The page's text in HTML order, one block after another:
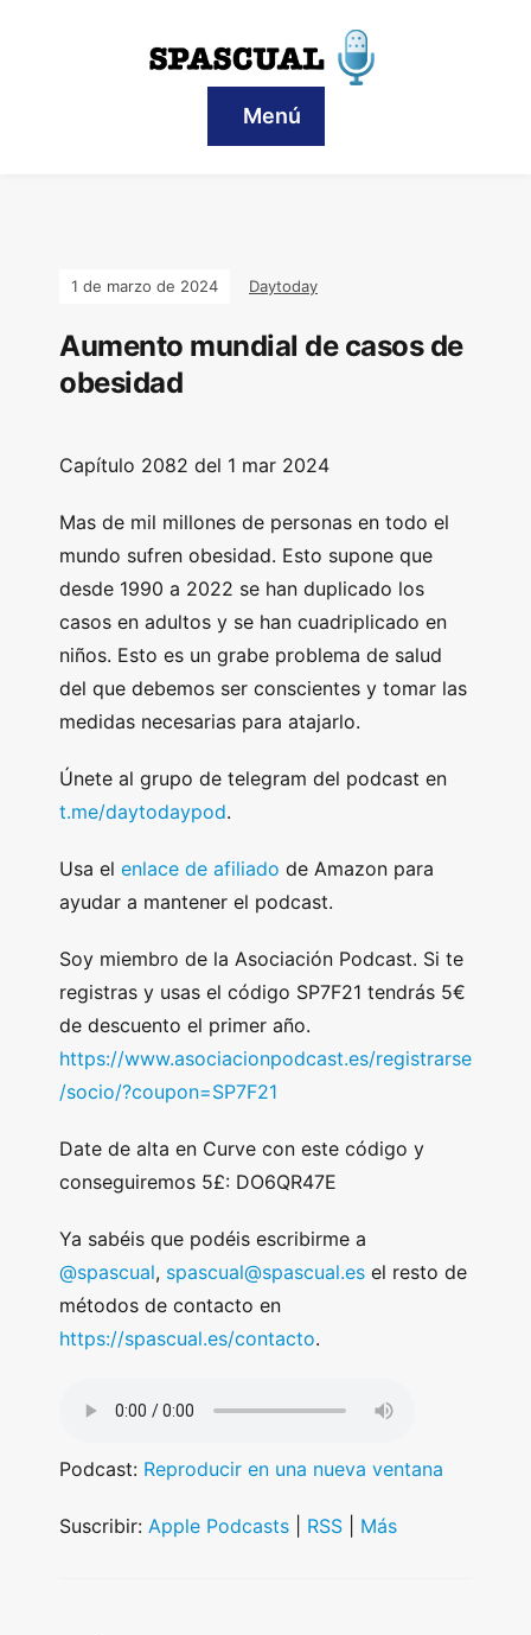
Menú
1 de marzo de 2024 Daytoday
Aumento mundial de casos de
obesidad
Capítulo 2082 del 1 mar 2024
Mas de mil millones de personas en todo el
mundo sufren obesidad. Esto supone que
desde 1990 a 2022 se han duplicado los
casos en adultos y se han cuadriplicado en
niños. Esto es un grabe problema de salud
del que debemos ser conscientes y tomar las
medidas necesarias para atajarlo.
Únete al grupo de telegram del podcast en
t.me/daytodaypod.
Usa el enlace de afiliado de Amazon para
ayudar a mantener el podcast.
Soy miembro de la Asociación Podcast. Si te
registras y usas el código SP7F21 tendrás 5€
de descuento el primer año.
https://www.asociacionpodcast.es/registrarse
/socio/?coupon=SP7F21
Date de alta en Curve con este código y
conseguiremos 5£: DO6QR47E
Ya sabéis que podéis escribirme a
@spascual, spascual@spascual.es el resto de
métodos de contacto en
https://spascual.es/contacto.
Podcast: Reproducir en una nueva ventana
Suscribir: Apple Podcasts RSS Más